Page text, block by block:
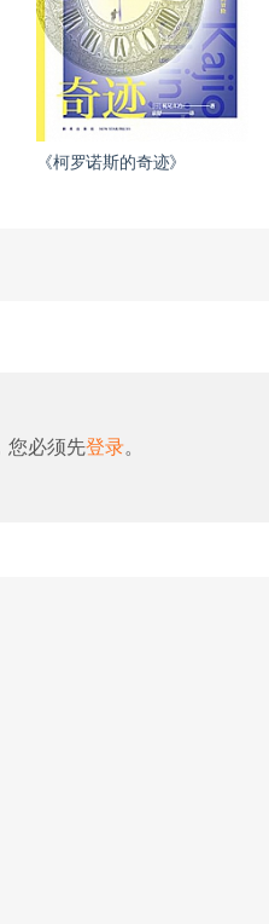
《柯罗诺斯的奇迹》
您必须先登录。